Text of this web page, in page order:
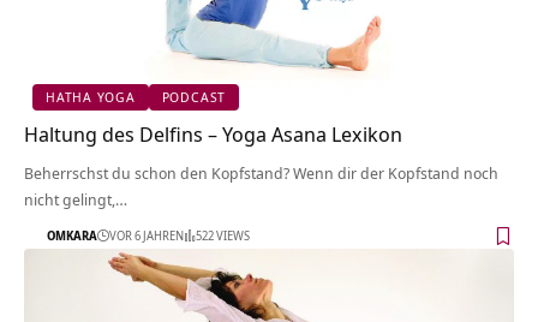
HATHA YOGA PODCAST
Haltung des Delfins – Yoga Asana Lexikon
Beherrschst du schon den Kopfstand? Wenn dir der Kopfstand noch
nicht gelingt,…
OMKARA VOR 6 JAHREN 522 VIEWS